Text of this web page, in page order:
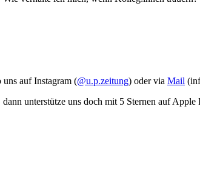
auf Instagram (@u.p.zeitung) oder via Mail
unterstütze uns doch mit 5 Sternen auf Apple